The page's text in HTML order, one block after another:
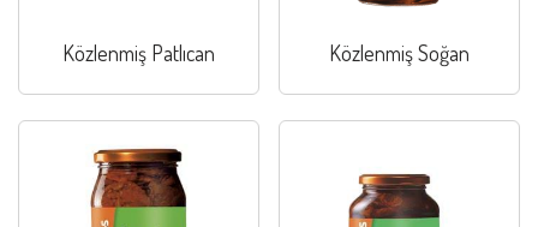
Közlenmiş Patlıcan Közlenmiş Soğan